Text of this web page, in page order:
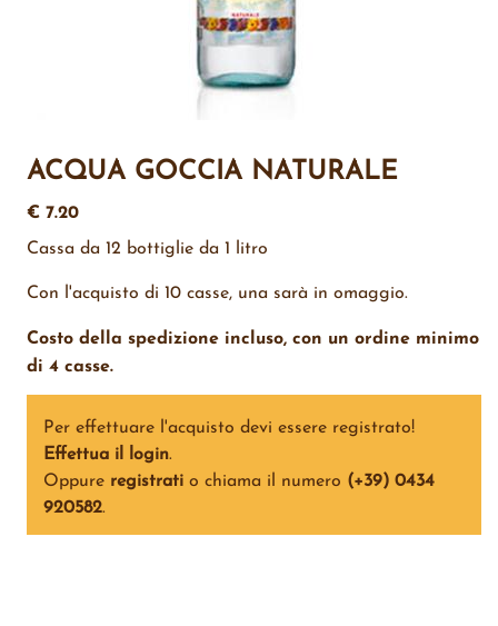
ACQUA GOCCIA NATURALE
€ 7.20
Cassa da 12 bottiglie da 1 litro
Con l'acquisto di 10 casse, una sarà in omaggio.
Costo della spedizione incluso, con un ordine minimo
di 4 casse.
Per effettuare l'acquisto devi essere registrato!
Effettua il login.
Oppure registrati o chiama il numero (+39) 0434
920582.